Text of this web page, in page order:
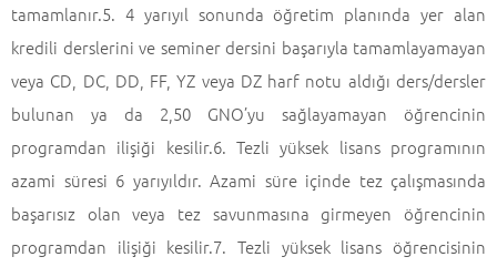
tamamlanır.5. 4 yarıyıl sonunda öğretim planında yer alan
kredili derslerini ve seminer dersini başarıyla tamamlayamayan
veya CD, DC, DD, FF, YZ veya DZ harf notu aldığı ders/dersler
bulunan ya da 2,50 GNO’yu sağlayamayan öğrencinin
programdan ilişiği kesilir.6. Tezli yüksek lisans programının
azami süresi 6 yarıyıldır. Azami süre içinde tez çalışmasında
başarısız olan veya tez savunmasına girmeyen öğrencinin
programdan ilişiği kesilir.7. Tezli yüksek lisans öğrencisinin